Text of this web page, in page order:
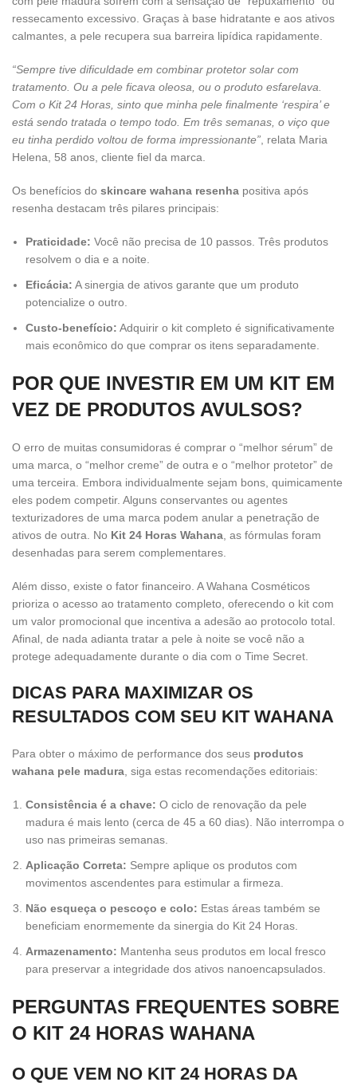
ressecamento excessivo. Graças à base hidratante e aos ativos
calmantes, a pele recupera sua barreira lipídica rapidamente.
“Sempre tive dificuldade em combinar protetor solar com
tratamento. Ou a pele ficava oleosa, ou o produto esfarelava.
Com o Kit 24 Horas, sinto que minha pele finalmente ‘respira’ e
está sendo tratada o tempo todo. Em três semanas, o viço que
eu tinha perdido voltou de forma impressionante” , relata Maria
Helena, 58 anos, cliente fiel da marca.
Os benefícios do skincare wahana resenha positiva após
resenha destacam três pilares principais:
Praticidade: Você não precisa de 10 passos. Três produtos
resolvem o dia e a noite.
Eficácia: A sinergia de ativos garante que um produto
potencialize o outro.
Custo-benefício: Adquirir o kit completo é significativamente
mais econômico do que comprar os itens separadamente.
POR QUE INVESTIR EM UM KIT EM
VEZ DE PRODUTOS AVULSOS?
O erro de muitas consumidoras é comprar o “melhor sérum” de
uma marca, o “melhor creme” de outra e o “melhor protetor” de
uma terceira. Embora individualmente sejam bons, quimicamente
eles podem competir. Alguns conservantes ou agentes
texturizadores de uma marca podem anular a penetração de
ativos de outra. No Kit 24 Horas Wahana , as fórmulas foram
desenhadas para serem complementares.
Além disso, existe o fator financeiro. A Wahana Cosméticos
prioriza o acesso ao tratamento completo, oferecendo o kit com
um valor promocional que incentiva a adesão ao protocolo total.
Afinal, de nada adianta tratar a pele à noite se você não a
protege adequadamente durante o dia com o Time Secret.
DICAS PARA MAXIMIZAR OS
RESULTADOS COM SEU KIT WAHANA
Para obter o máximo de performance dos seus produtos
wahana pele madura , siga estas recomendações editoriais:
Consistência é a chave: O ciclo de renovação da pele
madura é mais lento (cerca de 45 a 60 dias). Não interrompa o
uso nas primeiras semanas.
Aplicação Correta: Sempre aplique os produtos com
movimentos ascendentes para estimular a firmeza.
Não esqueça o pescoço e colo: Estas áreas também se
beneficiam enormemente da sinergia do Kit 24 Horas.
Armazenamento: Mantenha seus produtos em local fresco
para preservar a integridade dos ativos nanoencapsulados.
PERGUNTAS FREQUENTES SOBRE
O KIT 24 HORAS WAHANA
O QUE VEM NO KIT 24 HORAS DA